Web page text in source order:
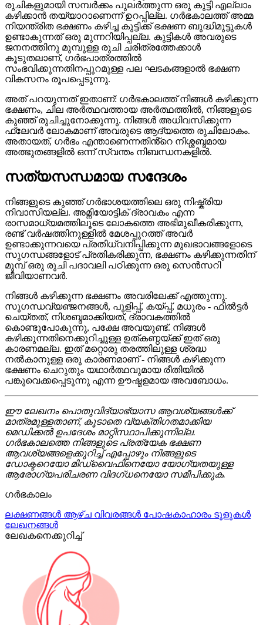
രുചികളുമായി സമ്പർക്കം പുലർത്തുന്ന ഒരു കുട്ടി എല്ലാം
കഴിക്കാൻ തയ്യാറാണെന്ന് ഉറപ്പില്ല. ഗർഭകാലത്ത് അമ്മ
നിയന്ത്രിത ഭക്ഷണം കഴിച്ച കുട്ടിക്ക് ഭക്ഷണ ബുദ്ധിമുട്ടുകൾ
ഉണ്ടാകുന്നത് ഒരു മുന്നറിയിപ്പല്ല. കുട്ടികൾ അവരുടെ
ജനനത്തിനു മുമ്പുള്ള രുചി ചരിത്രത്തേക്കാൾ
കൂടുതലാണ്, ഗർഭപാത്രത്തിൽ
സംഭവിക്കുന്നതിനപ്പുറമുള്ള പല ഘടകങ്ങളാൽ ഭക്ഷണ
വികസനം രൂപപ്പെടുന്നു.
അത് പറയുന്നത് ഇതാണ്: ഗർഭകാലത്ത് നിങ്ങൾ കഴിക്കുന്ന
ഭക്ഷണം, ചില അർത്ഥവത്തായ അർത്ഥത്തിൽ, നിങ്ങളുടെ
കുഞ്ഞ് രുചിച്ചുനോക്കുന്നു. നിങ്ങൾ അധിവസിക്കുന്ന
ഫ്ലേവർ ലോകമാണ് അവരുടെ ആദ്യത്തെ രുചിലോകം.
അതായത്, ഗർഭം എന്താണെന്നതിൻ്റെ നിശ്ശബ്ദമായ
അത്ഭുതങ്ങളിൽ ഒന്ന് സ്വന്തം നിബന്ധനകളിൽ.
സത്യസന്ധമായ സന്ദേശം
നിങ്ങളുടെ കുഞ്ഞ് ഗർഭാശയത്തിലെ ഒരു നിഷ്ക്രിയ
നിവാസിയല്ല. അമ്നിയോട്ടിക് ദ്രാവകം എന്ന
രാസമാധ്യമത്തിലൂടെ ലോകത്തെ അഭിമുഖീകരിക്കുന്ന,
രണ്ട് വർഷത്തിനുള്ളിൽ മേശപ്പുറത്ത് അവർ
ഉണ്ടാക്കുന്നവയെ പ്രതിധ്വനിപ്പിക്കുന്ന മുഖഭാവങ്ങളോടെ
സുഗന്ധങ്ങളോട് പ്രതികരിക്കുന്ന, ഭക്ഷണം കഴിക്കുന്നതിന്
മുമ്പ് ഒരു രുചി പദാവലി പഠിക്കുന്ന ഒരു സെൻസറി
ജീവിയാണവർ.
നിങ്ങൾ കഴിക്കുന്ന ഭക്ഷണം അവരിലേക്ക് എത്തുന്നു.
സുഗന്ധവ്യഞ്ജനങ്ങൾ, പുളിപ്പ്, കയ്പ്പ്, മധുരം - ഫിൽട്ടർ
ചെയ്‌തത്, നിശബ്ദമാക്കിയത്, ദ്രാവകത്തിൽ
കൊണ്ടുപോകുന്നു, പക്ഷേ അവയുണ്ട്. നിങ്ങൾ
കഴിക്കുന്നതിനെക്കുറിച്ചുള്ള ഉത്കണ്ഠയ്ക്ക് ഇത് ഒരു
കാരണമല്ല. ഇത് മറ്റൊരു തരത്തിലുള്ള ശ്രദ്ധ
നൽകാനുള്ള ഒരു കാരണമാണ് - നിങ്ങൾ കഴിക്കുന്ന
ഭക്ഷണം ചെറുതും യഥാർത്ഥവുമായ രീതിയിൽ
പങ്കുവെക്കപ്പെടുന്നു എന്ന ഊഷ്മളമായ അവബോധം.
ഈ ലേഖനം പൊതുവിദ്യാഭ്യാസ ആവശ്യങ്ങൾക്ക്
മാത്രമുള്ളതാണ്, കൂടാതെ വ്യക്തിഗതമാക്കിയ
മെഡിക്കൽ ഉപദേശം മാറ്റിസ്ഥാപിക്കുന്നില്ല.
ഗർഭകാലത്തെ നിങ്ങളുടെ പ്രത്യേക ഭക്ഷണ
ആവശ്യങ്ങളെക്കുറിച്ച് എപ്പോഴും നിങ്ങളുടെ
ഡോക്ടറെയോ മിഡ്‌വൈഫിനെയോ യോഗ്യതയുള്ള
ആരോഗ്യപരിചരണ വിദഗ്ധനെയോ സമീപിക്കുക.
ഗർഭകാലം
ലക്ഷണങ്ങൾ ആഴ്ച വിവരങ്ങൾ പോഷകാഹാരം ടൂളുകൾ
ലേഖനങ്ങൾ
ലേഖകനെക്കുറിച്ച്